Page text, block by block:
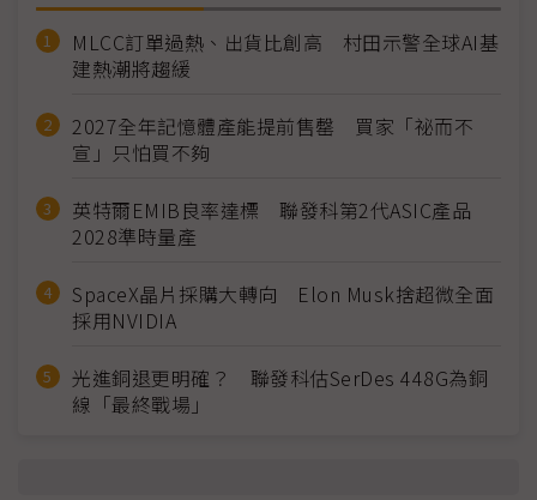
MLCC訂單過熱、出貨比創高 村田示警全球AI基
建熱潮將趨緩
2027全年記憶體產能提前售罄 買家「祕而不
宣」只怕買不夠
英特爾EMIB良率達標 聯發科第2代ASIC產品
2028準時量產
SpaceX晶片採購大轉向 Elon Musk捨超微全面
採用NVIDIA
光進銅退更明確？ 聯發科估SerDes 448G為銅
線「最終戰場」